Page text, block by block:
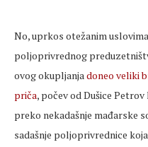
No, uprkos otežanim
poljoprivrednog
ovog okupljanjadoneo veliki
priča, počev od Dušice
preko nekadašnje mađarske
sadašnje poljoprivrednice